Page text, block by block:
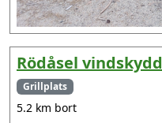
Rödåsel vindskydd
Grillplats
5.2 km bort